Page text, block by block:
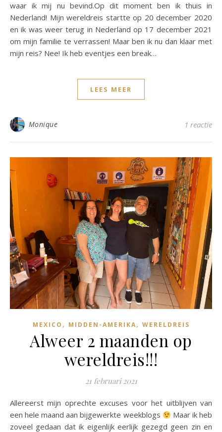
waar ik mij nu bevind.Op dit moment ben ik thuis in
Nederland! Mijn wereldreis startte op 20 december 2020
en ik was weer terug in Nederland op 17 december 2021
om mijn familie te verrassen! Maar ben ik nu dan klaar met
mijn reis? Nee! Ik heb eventjes een break…
LEES MEER
Monique 1 reactie
MEXICO , MIDDEN-AMERIKA, WERELDREIS
Alweer 2 maanden op
wereldreis!!!
21 februari 2021
Allereerst mijn oprechte excuses voor het uitblijven van
een hele maand aan bijgewerkte weekblogs
Maar ik heb
zoveel gedaan dat ik eigenlijk eerlijk gezegd geen zin en